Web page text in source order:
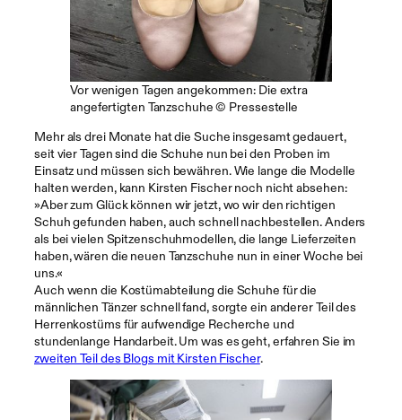
Vor wenigen Tagen angekommen: Die extra
angefertigten Tanzschuhe © Pressestelle
Mehr als drei Monate hat die Suche insgesamt gedauert,
seit vier Tagen sind die Schuhe nun bei den Proben im
Einsatz und müssen sich bewähren. Wie lange die Modelle
halten werden, kann Kirsten Fischer noch nicht absehen:
»Aber zum Glück können wir jetzt, wo wir den richtigen
Schuh gefunden haben, auch schnell nachbestellen. Anders
als bei vielen Spitzenschuhmodellen, die lange Lieferzeiten
haben, wären die neuen Tanzschuhe nun in einer Woche bei
uns.«
Auch wenn die Kostümabteilung die Schuhe für die
männlichen Tänzer schnell fand, sorgte ein anderer Teil des
Herrenkostüms für aufwendige Recherche und
stundenlange Handarbeit. Um was es geht, erfahren Sie im
zweiten Teil des Blogs mit Kirsten Fischer.